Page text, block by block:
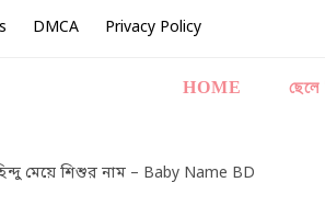
DMCA Privacy Policy
HOME ছেলে
মেয়ে শিশুর নাম – Baby Name BD